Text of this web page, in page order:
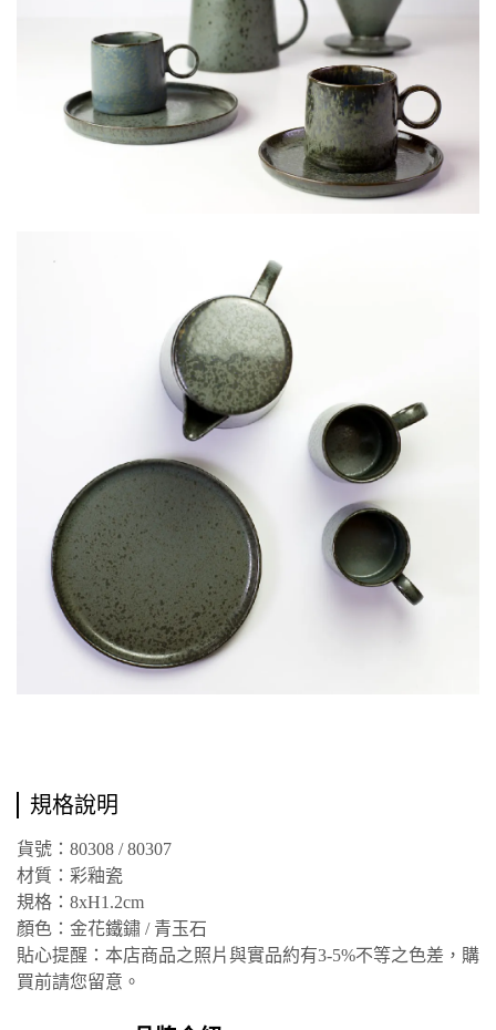
規格說明
貨號：80308 / 80307
材質：彩釉瓷
規格：8xH1.2cm
顏色：金花鐵鏽 / 青玉石
貼心提醒：本店商品之照片與實品約有3-5%不等之色差，購
買前請您留意。